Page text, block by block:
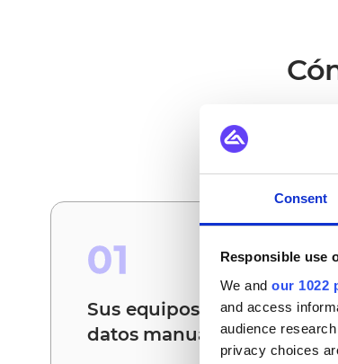
Consent
Responsible use
We and our 1022
and access
audience
privacy choices
01
Sus equipos dejan de
datos manualmente